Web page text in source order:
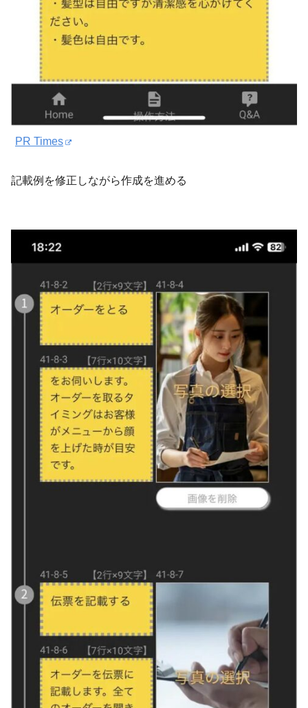
PR Times
記載例を修正しながら作成を進める